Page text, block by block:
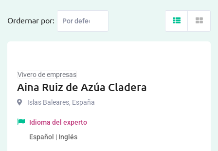
Ordernar por:
Vivero de empresas
Aina Ruiz de Azúa Cladera
Islas Baleares, España
Idioma del experto
Español | Inglés